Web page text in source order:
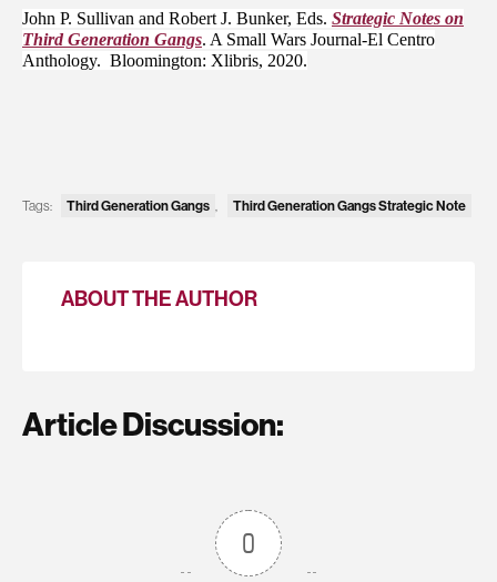
John P. Sullivan and Robert J. Bunker, Eds. Strategic Notes on
Third Generation Gangs. A Small Wars Journal-El Centro
Anthology. Bloomington: Xlibris, 2020.
Tags: Third Generation Gangs , Third Generation Gangs Strategic Note
ABOUT THE AUTHOR
Article Discussion:
0